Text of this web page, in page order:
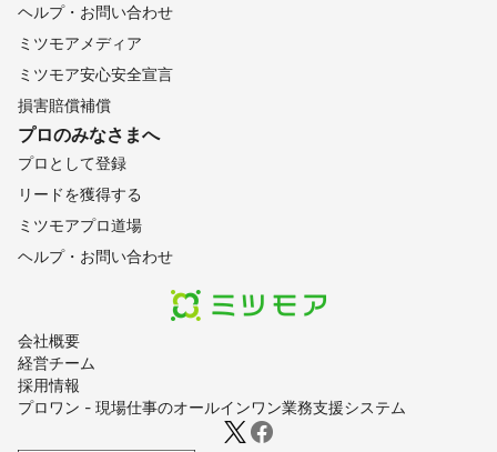
会社概要
経営チーム
採用情報
プロワン - 現場仕事のオールインワン業務支援システム
ヘルプ・お問い合わせ
ミツモアメディア
ミツモア安心安全宣言
損害賠償補償
プロのみなさまへ
プロとして登録
リードを獲得する
ミツモアプロ道場
ヘルプ・お問い合わせ